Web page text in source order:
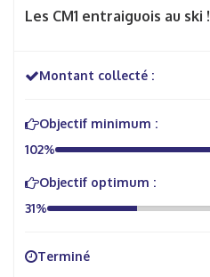
Les CM1 entraiguois au ski !
Montant collecté :
Objectif minimum :
102%
Objectif optimum :
31%
Terminé